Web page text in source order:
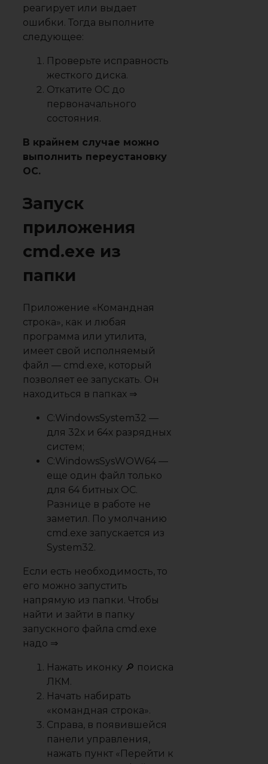
реагирует или выдает
ошибки. Тогда выполните
следующее:
Проверьте исправность
жесткого диска.
Откатите ОС до
первоначального
состояния.
В крайнем случае можно
выполнить переустановку
ОС.
Запуск
приложения
cmd.exe из
папки
Приложение «Командная
строка», как и любая
программа или утилита,
имеет свой исполняемый
файл — cmd.exe, который
позволяет ее запускать. Он
находиться в папках ⇒
C:WindowsSystem32 —
для 32х и 64х разрядных
систем;
C:WindowsSysWOW64 —
еще один файл только
для 64 битных ОС.
Разнице в работе не
заметил. По умолчанию
cmd.exe запускается из
System32.
Если есть необходимость, то
его можно запустить
напрямую из папки. Чтобы
найти и зайти в папку
запускного файла cmd.exe
надо ⇒
Нажать иконку 🔎 поиска
ЛКМ.
Начать набирать
«командная строка».
Справа, в появившейся
панели управления,
нажать пункт «Перейти к